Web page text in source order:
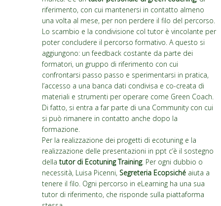
riferimento, con cui mantenersi in contatto almeno
una volta al mese, per non perdere il filo del percorso.
Lo scambio e la condivisione col tutor è vincolante per
poter concludere il percorso formativo. A questo si
aggiungono: un feedback costante da parte dei
formatori, un gruppo di riferimento con cui
confrontarsi passo passo e sperimentarsi in pratica,
l’accesso a una banca dati condivisa e co-creata di
materiali e strumenti per operare come Green Coach.
Di fatto, si entra a far parte di una Community con cui
si può rimanere in contatto anche dopo la
formazione.
Per la realizzazione dei progetti di ecotuning e la
realizzazione delle presentazioni in ppt c’è il sostegno
della tutor di Ecotuning Training. Per ogni dubbio o
necessità, Luisa Picenni, Segreteria Ecopsiché aiuta a
tenere il filo. Ogni percorso in eLearning ha una sua
tutor di riferimento, che risponde sulla piattaforma